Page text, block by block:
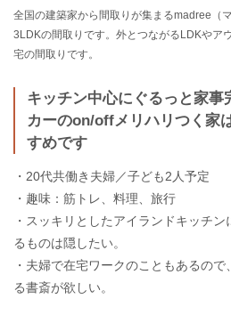
全国の建築家から間取りが集まるmadree（
3LDKの間取りです。外とつながるLDKやア
宅の間取りです。
キッチン中心にぐるっと家事
カーのon/offメリハリつく家
すめです
・20代共働き夫婦／子ども2人予定
・趣味：筋トレ、料理、旅行
・スッキリとしたアイランドキッチ
るものは隠したい。
・夫婦で在宅ワークのこともあるの
る書斎が欲しい。